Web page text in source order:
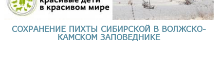
СОХРАНЕНИЕ ПИХТЫ СИБИРСКОЙ В ВОЛЖСКО-
КАМСКОМ ЗАПОВЕДНИКЕ